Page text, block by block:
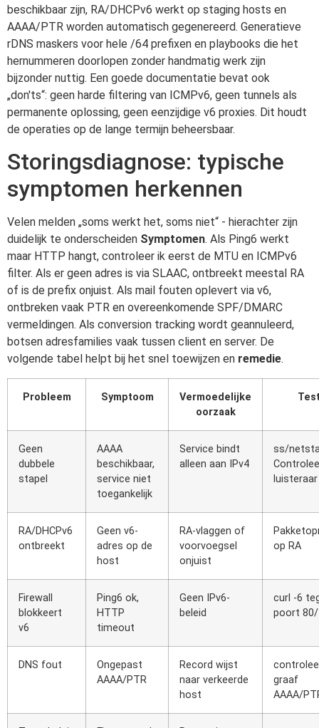
beschikbaar zijn, RA/DHCPv6 werkt op staging hosts en
AAAA/PTR worden automatisch gegenereerd. Generatieve
rDNS maskers voor hele /64 prefixen en playbooks die het
hernummeren doorlopen zonder handmatig werk zijn
bijzonder nuttig. Een goede documentatie bevat ook
„don'ts“: geen harde filtering van ICMPv6, geen tunnels als
permanente oplossing, geen eenzijdige v6 proxies. Dit houdt
de operaties op de lange termijn beheersbaar.
Storingsdiagnose: typische
symptomen herkennen
Velen melden „soms werkt het, soms niet“ - hierachter zijn
duidelijk te onderscheiden Symptomen. Als Ping6 werkt
maar HTTP hangt, controleer ik eerst de MTU en ICMPv6
filter. Als er geen adres is via SLAAC, ontbreekt meestal RA
of is de prefix onjuist. Als mail fouten oplevert via v6,
ontbreken vaak PTR en overeenkomende SPF/DMARC
vermeldingen. Als conversion tracking wordt geannuleerd,
botsen adresfamilies vaak tussen client en server. De
volgende tabel helpt bij het snel toewijzen en remedie.
Probleem Symptoom
Vermoedelijke
oorzaak
Geen
dubbele
stapel
AAAA
beschikbaar,
service niet
toegankelijk
Service bindt
alleen aan IPv4
ss/
luisteraar
RA/DHCPv6
ontbreekt
Geen v6-
adres op de
host
RA-vlaggen of
voorvoegsel
onjuist
op RA
Firewall
blokkeert
v6
Ping6 ok,
HTTP
timeout
Geen IPv6-
beleid
curl -6
poort
DNS fout
Ongepast
AAAA/PTR
Record wijst
naar verkeerde
host
graaf
AAAA/